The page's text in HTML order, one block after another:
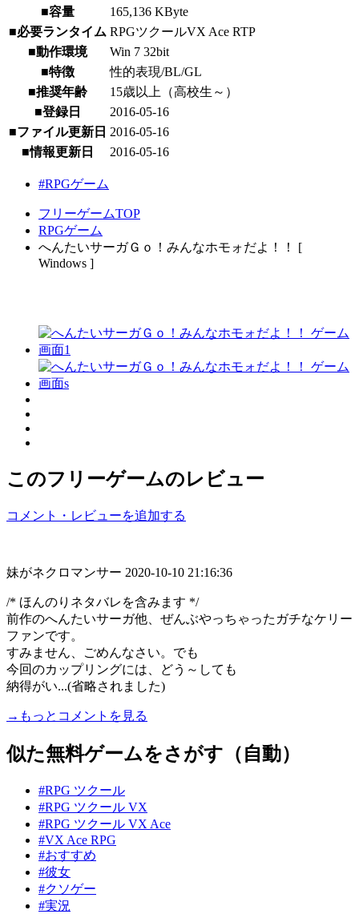
■容量
165,136 KByte
■必要ランタイム RPGツクールVX Ace RTP
■動作環境
Win 7 32bit
■特徴
性的表現/BL/GL
■推奨年齢
15歳以上（高校生～）
■登録日
2016-05-16
■ファイル更新日 2016-05-16
■情報更新日
2016-05-16
#RPGゲーム
フリーゲームTOP
RPGゲーム
へんたいサーガＧｏ！みんなホモォだよ！！ [
Windows ]
このフリーゲームのレビュー
コメント・レビューを追加する
妹がネクロマンサー 2020-10-10 21:16:36
/* ほんのりネタバレを含みます */
前作のへんたいサーガ他、ぜんぶやっちゃったガチなケリー
ファンです。
すみません、ごめんなさい。でも
今回のカップリングには、どう～しても
納得がい...(省略されました)
→もっとコメントを見る
似た無料ゲームをさがす（自動）
#RPG ツクール
#RPG ツクール VX
#RPG ツクール VX Ace
#VX Ace RPG
#おすすめ
#彼女
#クソゲー
#実況